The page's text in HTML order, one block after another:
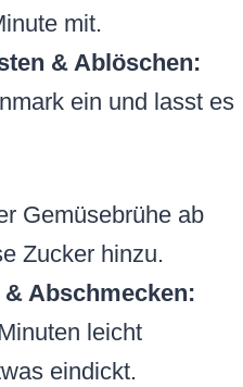
mit.
& Ablöschen:
ein und lasst es
Gemüsebrühe ab
Zucker hinzu.
Abschmecken:
leicht
eindickt.